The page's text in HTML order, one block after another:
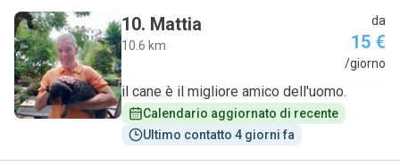
M
10. Mattia
10.6 km
da
15 €
/giorno
il cane è il migliore amico dell'uomo.
Calendario aggiornato di recente
Ultimo contatto 4 giorni fa